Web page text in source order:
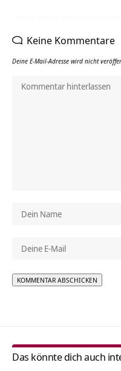
Keine Kommentare
Deine E-Mail-Adresse wird nicht
Das könnte dich auch